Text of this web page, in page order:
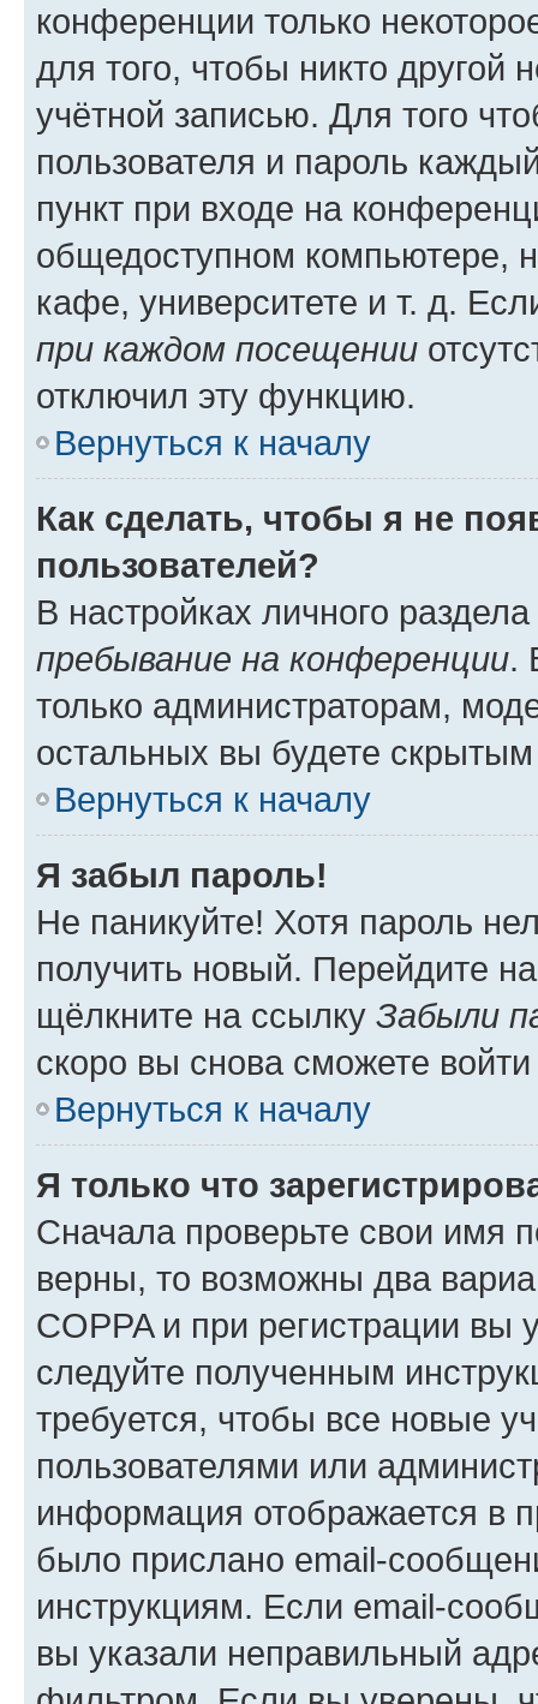
конференции только
для того, чтобы никто другой
учётной записью. Для того
пользователя и пароль
пункт при входе на
общедоступном компьютере,
кафе, университете и т. д.
при каждом посещении
отключил эту функцию.
Вернуться к началу
Как сделать, чтобы я не
пользователей?
В настройках личного
пребывание на конференции.
только администраторам,
остальных вы будете
Вернуться к началу
Я забыл пароль!
Не паникуйте! Хотя пароль
получить новый. Перейдите
щёлкните на ссылку Забыли
скоро вы снова сможете
Вернуться к началу
Я только что
Сначала проверьте свои имя
верны, то возможны два
COPPA и при регистрации вы
следуйте полученным
требуется, чтобы все новые
пользователями или
информация отображается в
было прислано email-
инструкциям. Если email-
вы указали неправильный